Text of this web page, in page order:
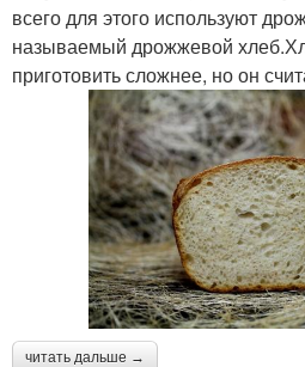
всего для этого используют
называемый дрожжевой
приготовить сложнее, но он
читать дальше →